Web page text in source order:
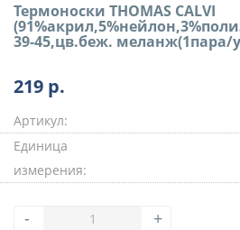
Термоноски THOMAS CALVI
39-45,цв.беж. меланж(1пара/
219 р.
Артикул:
Единица
измерения:
- +